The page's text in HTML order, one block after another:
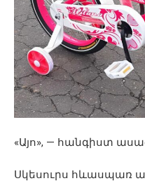
«Այո», — հանգիստ
Սկեսուրս հևասպառ